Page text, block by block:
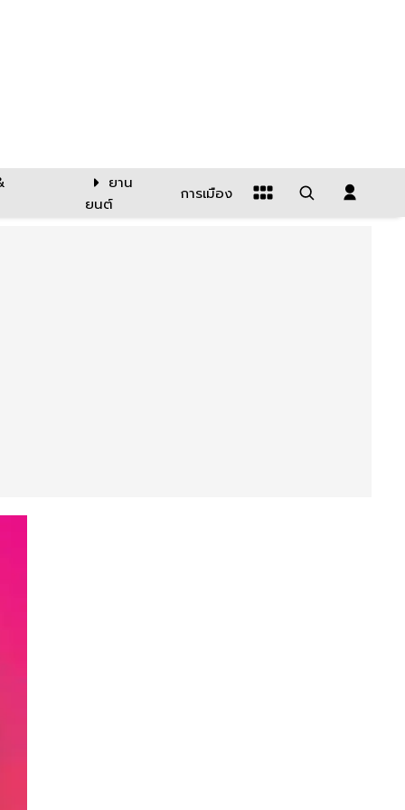
ยาน
ยนต์
การเมือง